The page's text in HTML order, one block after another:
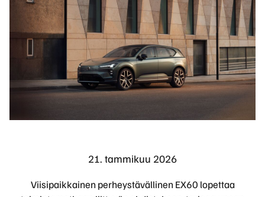
21. tammikuu 2026
Viisipaikkainen perheystävällinen EX60 lopettaa